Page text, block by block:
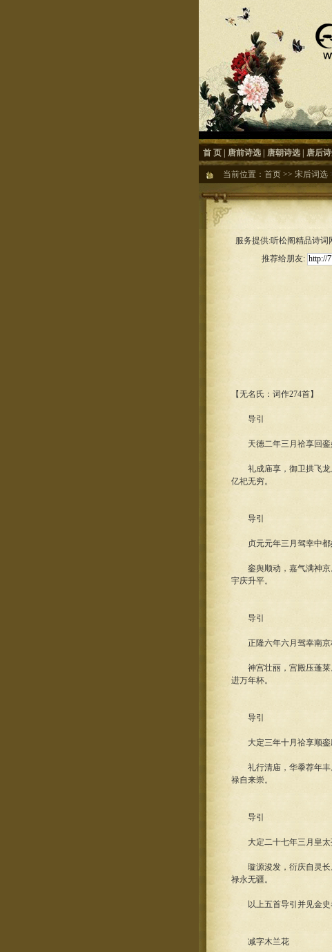
首 页 唐前诗选 唐朝诗选 唐后
当前位置： 首页 >> 宋后词选
服务提供:听松阁精品诗
推荐给朋友:
【无名氏：词作274首】
导引
天德二年三月祫享回銮
礼成庙享，御卫拱飞龙
亿祀无穷。
导引
贞元元年三月驾幸中都
銮舆顺动，嘉气满神京
宇庆升平。
导引
正隆六年六月驾幸南京
神宫壮丽，宫殿压蓬莱
进万年杯。
导引
大定三年十月祫享顺銮
礼行清庙，华黍荐年丰
禄自来崇。
导引
大定二十七年三月皇太
璇源浚发，衍庆自灵长
禄永无疆。
以上五首导引并见金史卷
减字木兰花